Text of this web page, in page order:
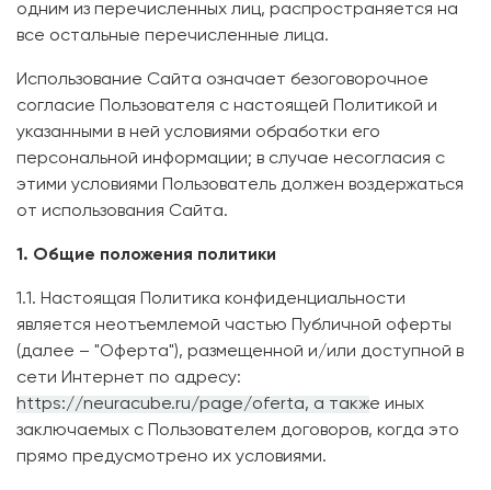
одним из перечисленных лиц, распространяется на
все остальные перечисленные лица.
Использование Сайта означает безоговорочное
согласие Пользователя с настоящей Политикой и
указанными в ней условиями обработки его
персональной информации; в случае несогласия с
этими условиями Пользователь должен воздержаться
от использования Сайта.
1. Общие положения политики
1.1. Настоящая Политика конфиденциальности
является неотъемлемой частью Публичной оферты
(далее – "Оферта"), размещенной и/или доступной в
сети Интернет по адресу:
https://neuracube.ru/page/oferta, а также иных
заключаемых с Пользователем договоров, когда это
прямо предусмотрено их условиями.